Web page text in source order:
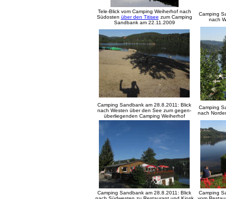
Tele-Blick vom Camping Weiherhof nach
Südosten über den Titisee zum Camping
Sandbank am 22.11.2009
Camping
nach
Camping Sandbank am 28.8.2011: Blick
nach Westen über den See zum gegen-
überliegenden Camping Weiherhof
Camping
nach
Camping Sandbank am 28.8.2011: Blick
Camping